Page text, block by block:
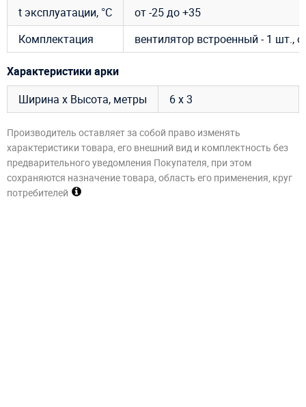
t эксплуатации, °C
от -25 до +35
Комплектация
вентилятор встроенный - 1 шт.,
Характеристики арки
Ширина х Высота, метры
6 х 3
Производитель оставляет за собой право изменять
характеристики товара, его внешний вид и комплектность без
предварительного уведомления Покупателя, при этом
сохраняются назначение товара, область его применения, круг
потребителей